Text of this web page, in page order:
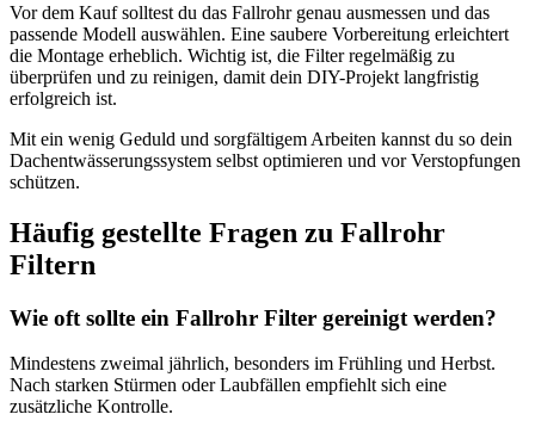
Vor dem Kauf solltest du das Fallrohr genau ausmessen und das
passende Modell auswählen. Eine saubere Vorbereitung erleichtert
die Montage erheblich. Wichtig ist, die Filter regelmäßig zu
überprüfen und zu reinigen, damit dein DIY-Projekt langfristig
erfolgreich ist.
Mit ein wenig Geduld und sorgfältigem Arbeiten kannst du so dein
Dachentwässerungssystem selbst optimieren und vor Verstopfungen
schützen.
Häufig gestellte Fragen zu Fallrohr
Filtern
Wie oft sollte ein Fallrohr Filter gereinigt werden?
Mindestens zweimal jährlich, besonders im Frühling und Herbst.
Nach starken Stürmen oder Laubfällen empfiehlt sich eine
zusätzliche Kontrolle.